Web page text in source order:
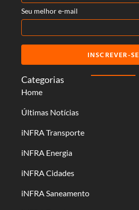
Categorias
Home
Últimas Notícias
iNFRA Transporte
iNFRA Energia
iNFRA Cidades
iNFRA Saneamento
Seu melhor e-mail
INSCREVER-SE